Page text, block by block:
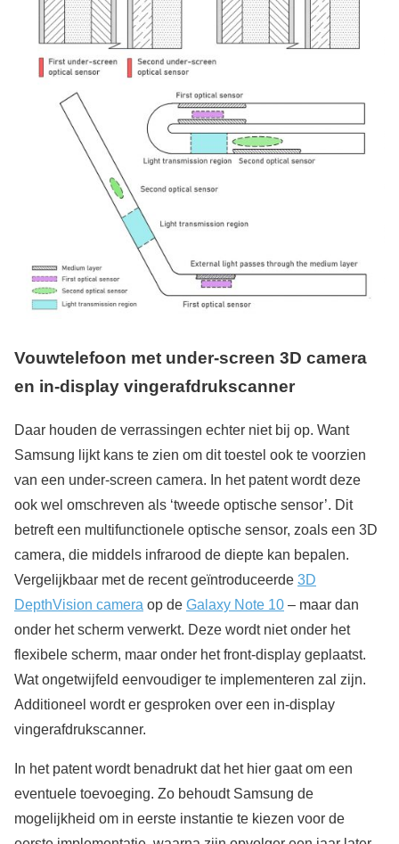
Vouwtelefoon met under-screen 3D camera
en in-display vingerafdrukscanner
Daar houden de verrassingen echter niet bij op. Want
Samsung lijkt kans te zien om dit toestel ook te voorzien
van een under-screen camera. In het patent wordt deze
ook wel omschreven als ‘tweede optische sensor’. Dit
betreft een multifunctionele optische sensor, zoals een 3D
camera, die middels infrarood de diepte kan bepalen.
Vergelijkbaar met de recent geïntroduceerde 3D
DepthVision camera op de Galaxy Note 10 – maar dan
onder het scherm verwerkt. Deze wordt niet onder het
flexibele scherm, maar onder het front-display geplaatst.
Wat ongetwijfeld eenvoudiger te implementeren zal zijn.
Additioneel wordt er gesproken over een in-display
vingerafdrukscanner.
In het patent wordt benadrukt dat het hier gaat om een
eventuele toevoeging. Zo behoudt Samsung de
mogelijkheid om in eerste instantie te kiezen voor de